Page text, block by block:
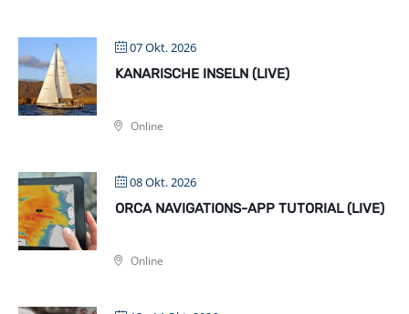
07 Okt. 2026
KANARISCHE INSELN (LIVE)
Online
08 Okt. 2026
ORCA NAVIGATIONS-APP TUTORIAL (LIVE)
Online